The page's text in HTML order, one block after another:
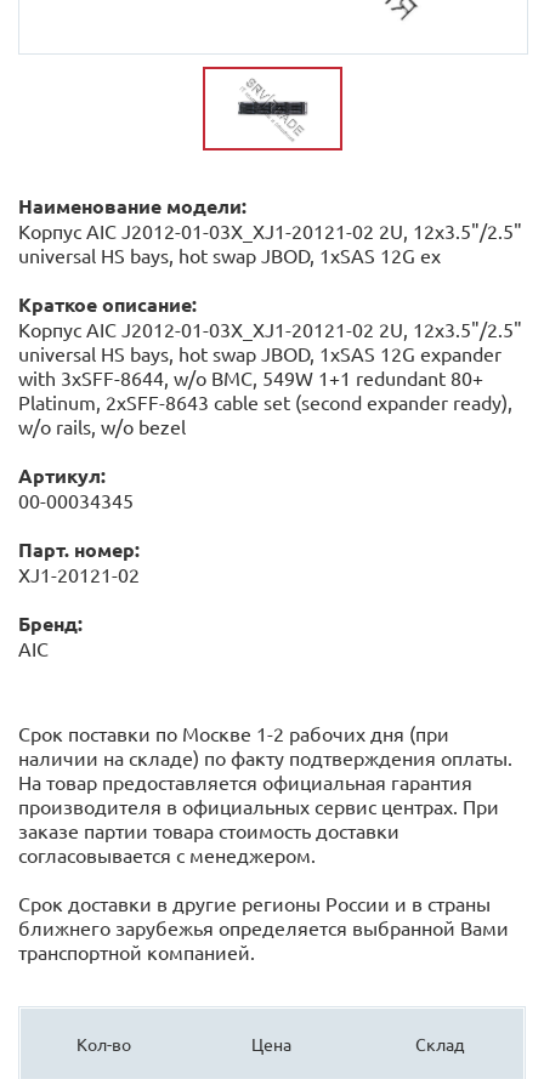
Наименование модели:
Корпус AIC J2012-01-03X_XJ1-20121-02 2U, 12x3.5"/2.5"
universal HS bays, hot swap JBOD, 1xSAS 12G ex
Краткое описание:
Корпус AIC J2012-01-03X_XJ1-20121-02 2U, 12x3.5"/2.5"
universal HS bays, hot swap JBOD, 1xSAS 12G expander
with 3xSFF-8644, w/o BMC, 549W 1+1 redundant 80+
Platinum, 2xSFF-8643 cable set (second expander ready),
w/o rails, w/o bezel
Артикул:
00-00034345
Парт. номер:
XJ1-20121-02
Бренд:
AIC
Срок поставки по Москве 1-2 рабочих дня (при
наличии на складе) по факту подтверждения оплаты.
На товар предоставляется официальная гарантия
производителя в официальных сервис центрах. При
заказе партии товара стоимость доставки
согласовывается с менеджером.
Срок доставки в другие регионы России и в страны
ближнего зарубежья определяется выбранной Вами
транспортной компанией.
Кол-во Цена Склад